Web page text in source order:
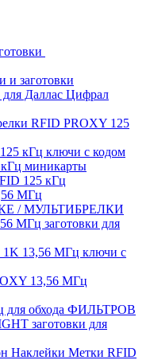
заготовки
Даллас Цифрал
RFID PROXY 125
кГц ключи с кодом
миникарты
125 кГц
МГц
/ МУЛЬТИБРЕЛКИ
МГц заготовки для
13,56 МГц ключи с
13,56 МГц
для обхода ФИЛЬТРОВ
заготовки для
Наклейки Метки RFID